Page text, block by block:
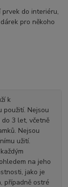
do interiéru,
pro někoho
k
použití. Nejsou
do 3 let, včetně
Nejsou
užití.
na jeho
jako je
případně ostré